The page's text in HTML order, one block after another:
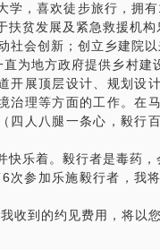
学，喜欢徒步旅行，拥
扶贫发展及紧急救援机
社会创新；创立乡建院
为地方政府提供乡村建
开展顶层设计、规划设
治理等方面的工作。在
四人八腿一条心，毅行
快乐着。毅行者是毒药，
次参加乐施毅行者，我
收到的约见费用，将以